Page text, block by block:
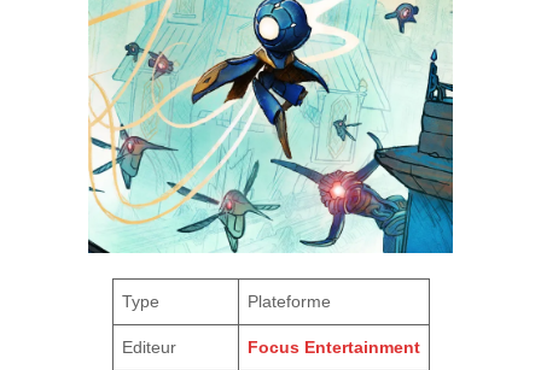
Type Plateforme
Editeur Focus Entertainment